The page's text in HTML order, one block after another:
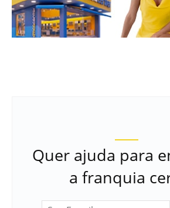
Quer ajuda para
a franquia